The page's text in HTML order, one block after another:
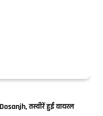
तस्वीरें हुईं वायरल